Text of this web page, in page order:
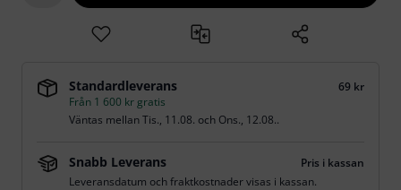
Standardleverans
69 kr
Från 1 600 kr gratis
Väntas mellanTis., 11.08. och Ons., 12.08..
Snabb Leverans
Pris i kassan
Leveransdatum och fraktkostnader visas i kassan.